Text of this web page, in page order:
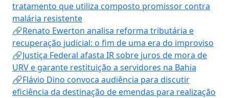
tratamento que utiliza composto promissor contra
malária resistente
🔗Renato Ewerton analisa reforma tributária e
recuperação judicial: o fim de uma era do improviso
🔗Justiça Federal afasta IR sobre juros de mora de
URV e garante restituição a servidores na Bahia
🔗Flávio Dino convoca audiência para discutir
eficiência da destinação de emendas para realização